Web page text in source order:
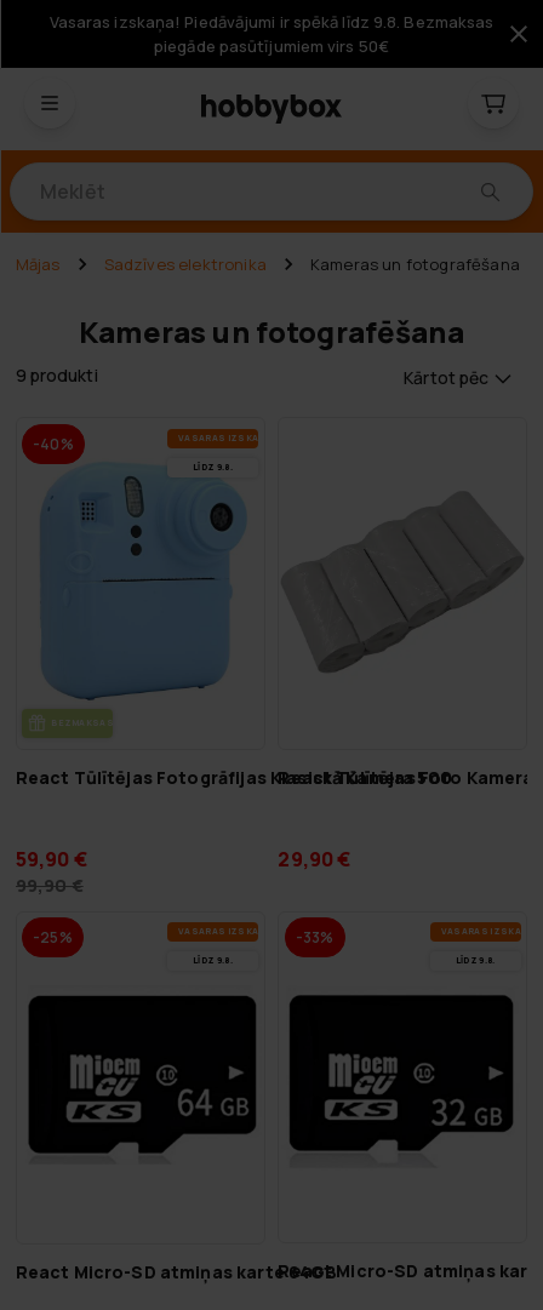
Vasaras izskaņa! Piedāvājumi ir spēkā līdz 9.8. Bezmaksas
piegāde pasūtījumiem virs 50€
Mājas Sadzīves elektronika Kameras un fotografēšana
Kameras un fotografēšana
9 produkti Kārtot pēc
-40% VA­SA­RAS IZ­SKA­ŅA
LĪDZ 9.8.
BEZ­MAK­SAS PIE­GĀ­DE
React Tūlītējas Fotogrāfijas Klasiskā Kamera 500
59,90 €
99,90 €
React Tūlītējas Foto
29,90 €
-25% VA­SA­RAS IZ­SKA­ŅA
LĪDZ 9.8.
React Micro-SD atmiņas karte 64GB
-33% VA­SA­RAS IZ­SKA­ŅA
LĪDZ 9.8.
React Micro-SD atmiņas